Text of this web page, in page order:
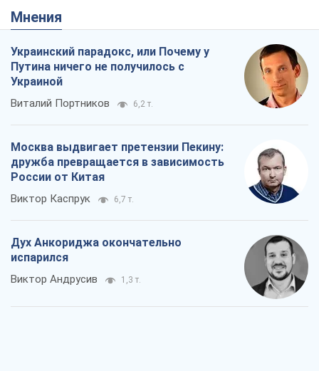
Мнения
Украинский парадокс, или Почему у
Путина ничего не получилось с
Украиной
Виталий Портников 6,2 т.
Москва выдвигает претензии Пекину:
дружба превращается в зависимость
России от Китая
Виктор Каспрук 6,7 т.
Дух Анкориджа окончательно
испарился
Виктор Андрусив 1,3 т.